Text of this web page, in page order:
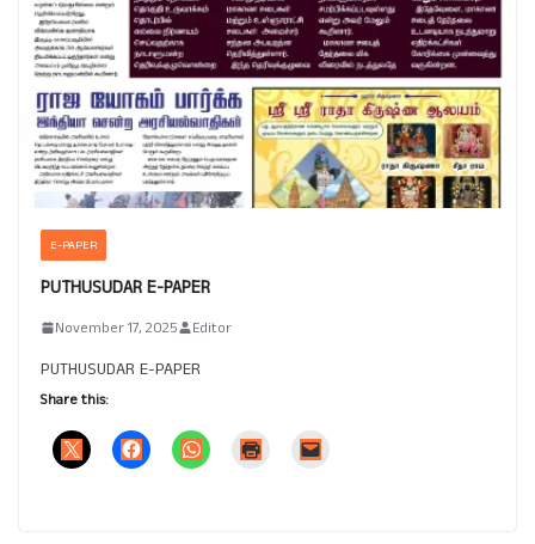
E-PAPER
PUTHUSUDAR E-PAPER
November 17, 2025 Editor
PUTHUSUDAR E-PAPER
Share this: